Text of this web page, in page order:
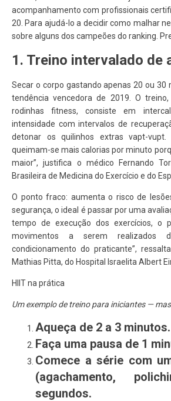
acompanhamento com profissionais
20. Para ajudá-lo a decidir como malhar
sobre alguns dos campeões do ranking.
1. Treino intervalado de
Secar o corpo gastando apenas 20 ou 30
tendência vencedora de 2019. O
rodinhas fitness, consiste em
intensidade com intervalos de
detonar os quilinhos extras vapt-vupt.
queimam-se mais calorias por minuto
maior”, justifica o médico Fernando
Brasileira de Medicina do Exercício e do
O ponto fraco: aumenta o risco de
segurança, o ideal é passar por uma
tempo de execução dos exercícios, o
movimentos a serem realizados
condicionamento do praticante”,
Mathias Pitta, do Hospital Israelita Albert
HIIT na prática
Um exemplo de treino para iniciantes —
Aqueça de 2 a 3 minutos.
Faça uma pausa de 1
Comece a série com
(agachamento,
segundos.